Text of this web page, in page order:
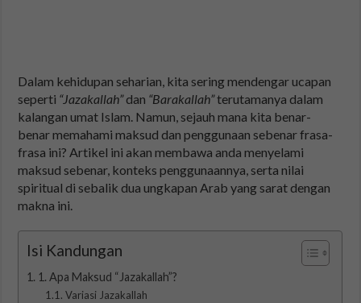
Dalam kehidupan seharian, kita sering mendengar ucapan
seperti “Jazakallah”dan “Barakallah”terutamanya dalam
kalangan umat Islam. Namun, sejauh mana kita benar-
benar memahami maksud dan penggunaan sebenar frasa-
frasa ini? Artikel ini akan membawa anda menyelami
maksud sebenar, konteks penggunaannya, serta nilai
spiritual di sebalik dua ungkapan Arab yang sarat dengan
makna ini.
Isi Kandungan
1. Apa Maksud “Jazakallah”?
Variasi Jazakallah